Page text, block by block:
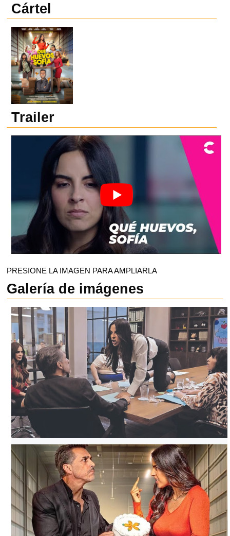
Cártel
Trailer
PRESIONE LA IMAGEN PARA AMPLIARLA
Galería de imágenes
¡QUÉ HUEVOS SOFÍA! CORTESÍA CINEPOLIS.